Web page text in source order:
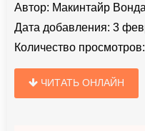
Автор: Макинтайр
Дата добавления: 3
Количество просмотров:
ЧИТАТЬ ОНЛАЙН